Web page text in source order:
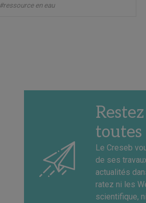
#ressource en eau
toutes
Le Creseb
de ses
actualités
ratez ni les
scientifique,